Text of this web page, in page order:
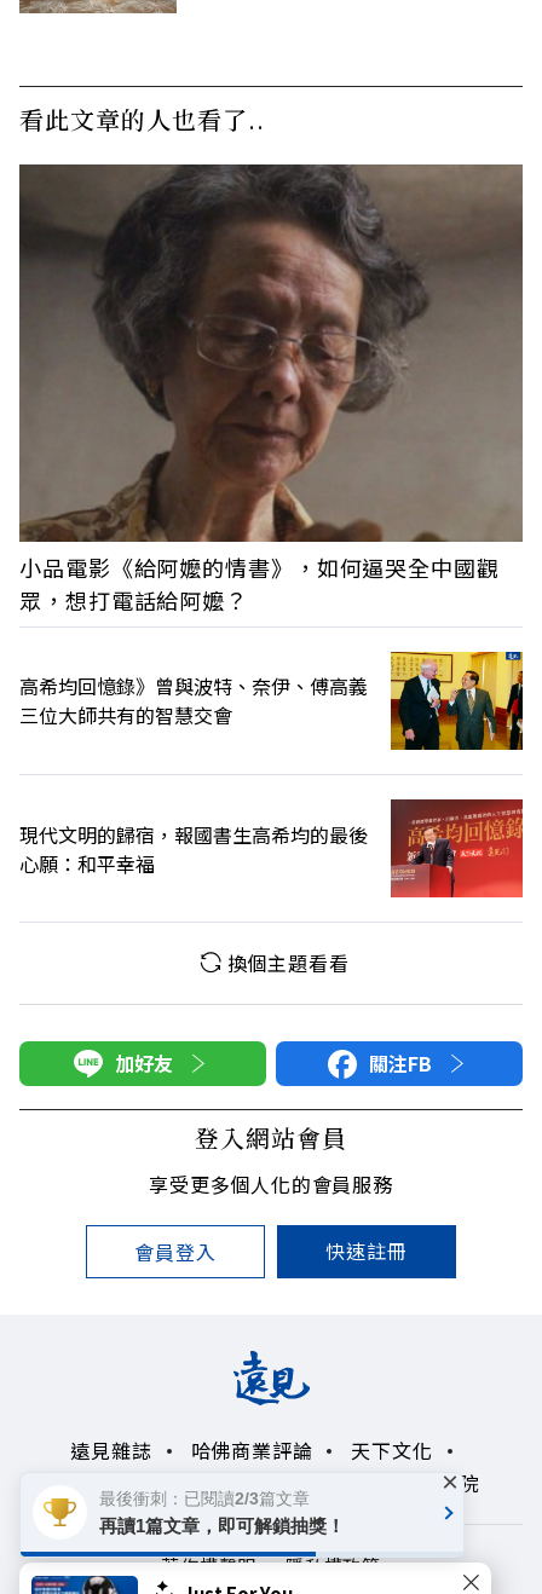
看此文章的人也看了..
小品電影《給阿嬤的情書》，如何逼哭全中國觀
眾，想打電話給阿嬤？
高希均回憶錄》曾與波特、奈伊、傅高義
三位大師共有的智慧交會
現代文明的歸宿，報國書生高希均的最後
心願：和平幸福
換個主題看看
加好友 關注FB
登入網站會員
享受更多個人化的會員服務
會員登入 快速註冊
遠見雜誌 哈佛商業評論
天下文化
未來親子學習平台
50+ 領導影響力學院
著作權聲明 隱私權政策
最後衝刺：已閱讀2/3篇文章
再讀1篇文章，即可解鎖抽獎！
×